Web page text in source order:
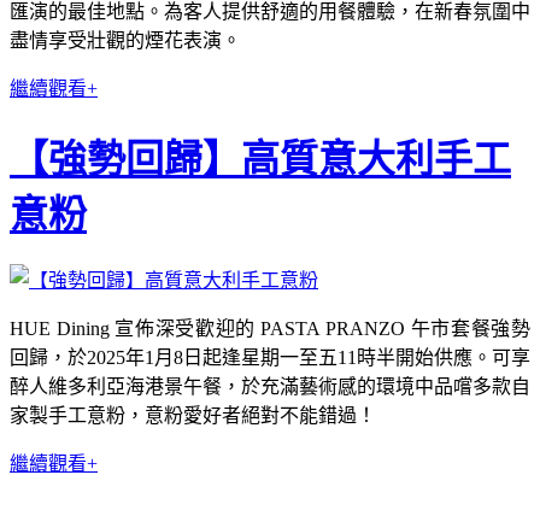
匯演的最佳地點。為客人提供舒適的用餐體驗，在新春氛圍中
盡情享受壯觀的煙花表演。
繼續觀看+
【強勢回歸】高質意大利手工
意粉
HUE Dining 宣佈深受歡迎的 PASTA PRANZO 午市套餐強勢
回歸，於2025年1月8日起逢星期一至五11時半開始供應。可享
醉人維多利亞海港景午餐，於充滿藝術感的環境中品嚐多款自
家製手工意粉，意粉愛好者絕對不能錯過！
繼續觀看+